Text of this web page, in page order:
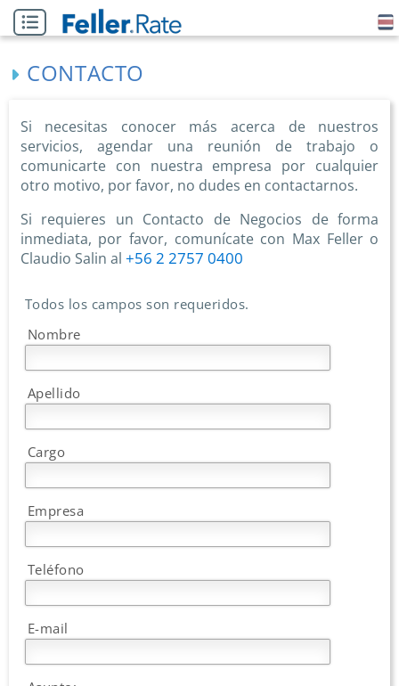
CONTACTO
Si necesitas conocer más acerca de nuestros
servicios, agendar una reunión de trabajo o
comunicarte con nuestra empresa por cualquier
otro motivo, por favor, no dudes en contactarnos.
Si requieres un Contacto de Negocios de forma
inmediata, por favor, comunícate con Max Feller o
Claudio Salin al +56 2 2757 0400
Todos los campos son requeridos.
Nombre
Apellido
Cargo
Empresa
Teléfono
E-mail